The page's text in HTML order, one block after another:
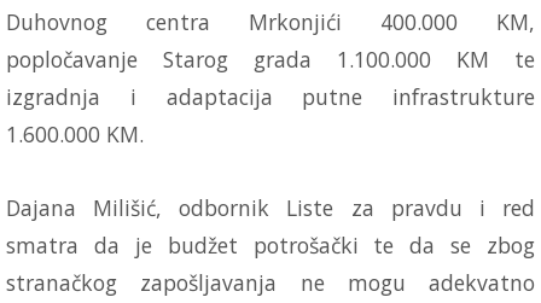
Duhovnog centra Mrkonjići 400.000 KM,
popločavanje Starog grada 1.100.000 KM te
izgradnja i adaptacija putne infrastrukture
1.600.000 KM.
Dajana Milišić, odbornik Liste za pravdu i red
smatra da je budžet potrošački te da se zbog
stranačkog zapošljavanja ne mogu adekvatno